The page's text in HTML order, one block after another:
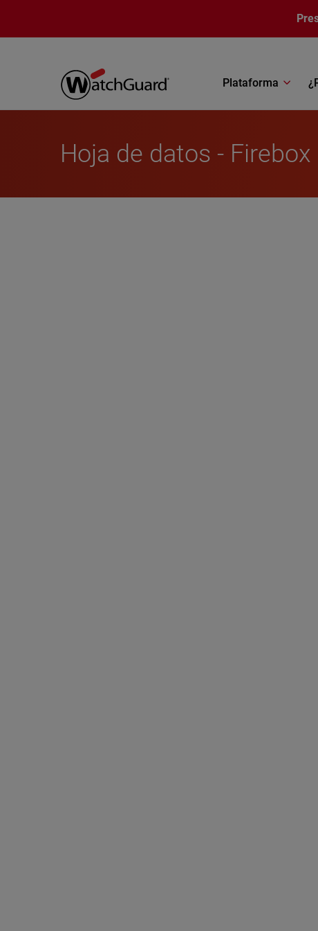
Plataforma
Hoja de datos -